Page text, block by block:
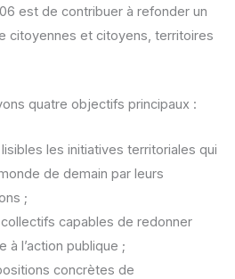
est de contribuer à refonder un
citoyennes et citoyens, territoires
quatre objectifs principaux :
les initiatives territoriales qui
de demain par leurs
;
capables de redonner
à l’action publique ;
concrètes de